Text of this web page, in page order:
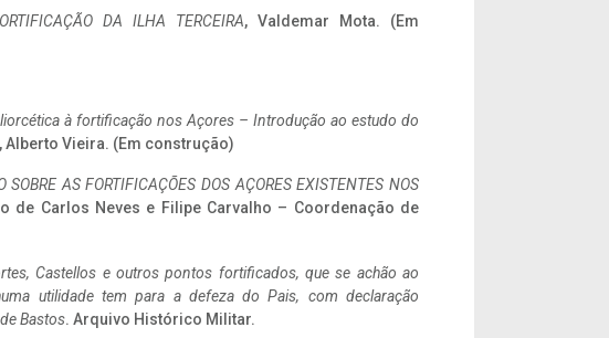
DA ILHA TERCEIRA, Valdemar Mota. (Em
à fortificação nos Açores – Introdução ao estudo do
, Alberto Vieira. (Em construção)
SOBRE AS FORTIFICAÇÕES DOS AÇORES EXISTENTES NOS
de Carlos Neves e Filipe Carvalho – Coordenação de
Castellos e outros pontos fortificados, que se achão ao
utilidade tem para a defeza do Pais, com declaração
Bastos. Arquivo Histórico Militar.